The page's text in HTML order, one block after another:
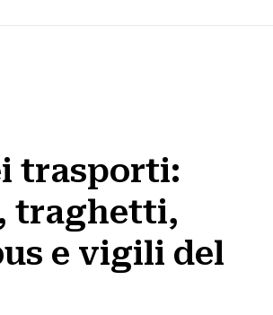
trasporti:
traghetti,
e vigili del